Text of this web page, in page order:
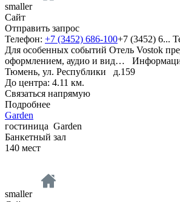
smaller
Сайт
Отправить запрос
Телефон: +7 (3452) 686-100+7 (3452) 6...
Для особенных событий Отель Vostok
оформлением, аудио и вид…
Тюмень, ул. Республики д.159
До центра: 4.11 км.
Связаться напрямую
Подробнее
Garden
гостиница Garden
Банкетный зал
140 мест
smaller